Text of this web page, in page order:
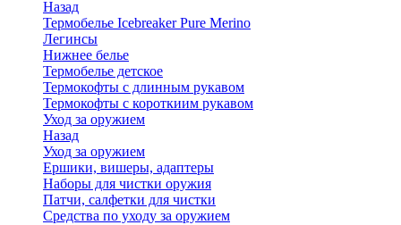
Назад
Термобелье Icebreaker Pure Merino
Легинсы
Нижнее белье
Термобелье детское
Термокофты с длинным рукавом
Термокофты с короткиим рукавом
Уход за оружием
Назад
Уход за оружием
Ершики, вишеры, адаптеры
Наборы для чистки оружия
Патчи, салфетки для чистки
Средства по уходу за оружием